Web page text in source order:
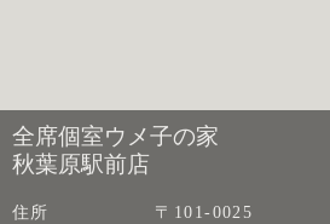
全席個室ウメ子の家
秋葉原駅前店
住所
〒101-0025